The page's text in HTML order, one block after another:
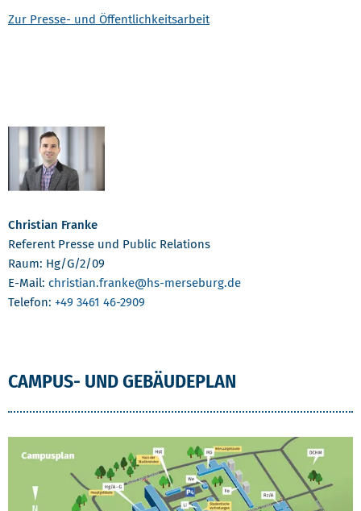
Zur Presse- und Öffentlichkeitsarbeit
Christian Franke
Referent Presse und Public Relations
Raum: Hg/G/2/09
E-Mail: christian.franke@hs-merseburg.de
Telefon: +49 3461 46-2909
CAMPUS- UND GEBÄUDEPLAN